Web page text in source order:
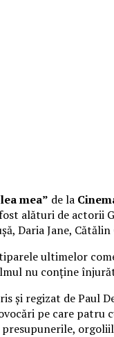
mea” de la
alături de actorii
Daria Jane,
ultimelor
nu conține
și regizat de Paul
pe care